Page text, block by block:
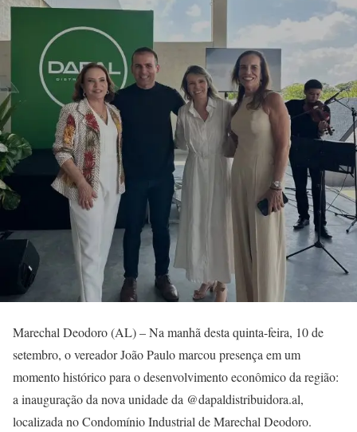
Marechal Deodoro (AL) – Na manhã desta quinta-feira, 10 de
setembro, o vereador João Paulo marcou presença em um
momento histórico para o desenvolvimento econômico da região:
a inauguração da nova unidade da @dapaldistribuidora.al,
localizada no Condomínio Industrial de Marechal Deodoro.